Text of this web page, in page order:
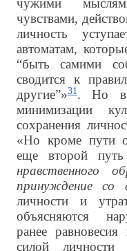
чужими
чувствами,
личность
автоматам,
“быть самими
сводится к
другие”»31. Но в
минимизации
сохранения
«Но кроме пути
еще второй
нравственного
принуждение со
личности и
объясняются
ранее
силой